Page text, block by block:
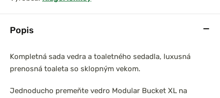
Popis
Kompletná sada vedra a toaletného sedadla, luxusná
prenosná toaleta so sklopným vekom.
Jednoducho premeňte vedro Modular Bucket XL na